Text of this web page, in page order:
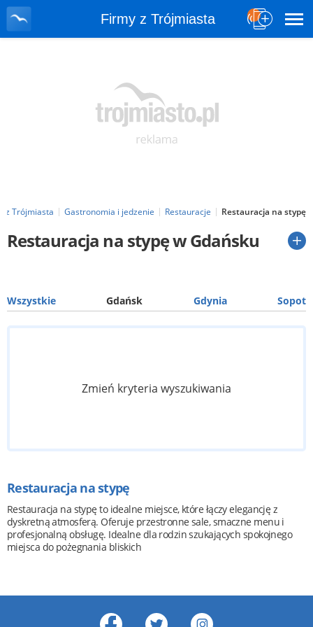
Firmy z Trójmiasta
z Trójmiasta Gastronomia i jedzenie Restauracje Restauracja na stypę
Restauracja na stypę w Gdańsku
Wszystkie Gdańsk Gdynia Sopot
Zmień kryteria wyszukiwania
Restauracja na stypę
Restauracja na stypę to idealne miejsce, które łączy elegancję z
dyskretną atmosferą. Oferuje przestronne sale, smaczne menu i
profesjonalną obsługę. Idealne dla rodzin szukających spokojnego
miejsca do pożegnania bliskich